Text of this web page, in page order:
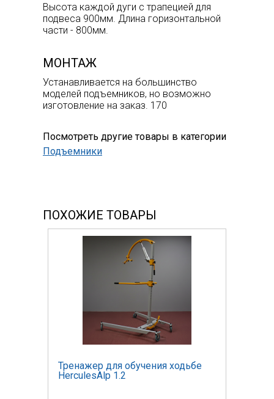
Высота каждой дуги с трапецией для
подвеса 900мм. Длина горизонтальной
части - 800мм.
МОНТАЖ
Устанавливается на большинство
моделей подъемников, но возможно
изготовление на заказ. 170
Посмотреть другие товары в категории
Подъемники
ПОХОЖИЕ ТОВАРЫ
Тренажер для обучения ходьбе
HerculesAlp 1.2